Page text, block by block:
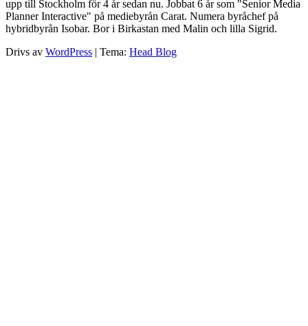
upp till Stockholm för 4 år sedan nu. Jobbat 6 år som "Senior Media
Planner Interactive" på mediebyrån Carat. Numera byråchef på
hybridbyrån Isobar. Bor i Birkastan med Malin och lilla Sigrid.
Drivs av WordPress | Tema: Head Blog